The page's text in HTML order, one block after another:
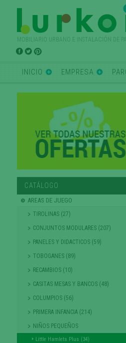
MOBILIARIO URBANO E INSTALACIÓN DE
INICIO EMPRESA
CATÁLOGO
AREAS DE JUEGO
TIROLINAS (27)
CONJUNTOS MODULARES (207)
PANELES Y DIDACTICOS (59)
TOBOGANES (89)
RECAMBIOS (10)
CASITAS MESAS Y BANCOS (48)
COLUMPIOS (56)
PRIMERA INFANCIA (214)
NIÑOS PEQUEÑOS
Little Hamlets Plus (34)